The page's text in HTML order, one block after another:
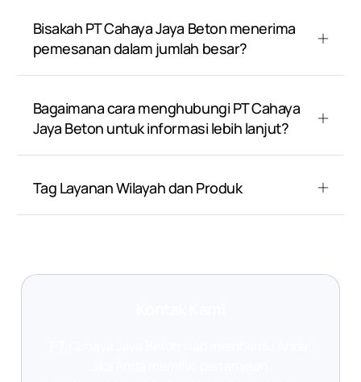
Bisakah PT Cahaya Jaya Beton menerima
pemesanan dalam jumlah besar?
Bagaimana cara menghubungi PT Cahaya
Jaya Beton untuk informasi lebih lanjut?
Tag Layanan Wilayah dan Produk